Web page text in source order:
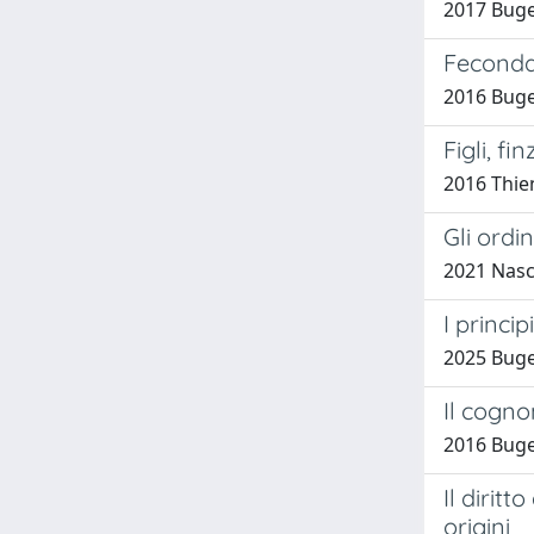
2017
2016
Figli,
2016
Gli
2021
I
2025
Il
2016
Il diritto
origini